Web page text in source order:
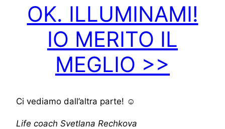
OK. ILLUMINAMI!
IO MERITO IL
MEGLIO >>
Ci vediamo dall’altra parte! ☺
Life coach Svetlana Rechkova